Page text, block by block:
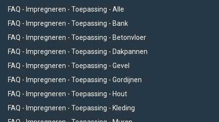
FAQ - Impregneren - Toepassing - Alle
FAQ - Impregneren - Toepassing - Bank
FAQ - Impregneren - Toepassing - Betonvloer
FAQ - Impregneren - Toepassing - Dakpannen
FAQ - Impregneren - Toepassing - Gevel
FAQ - Impregneren - Toepassing - Gordijnen
FAQ - Impregneren - Toepassing - Hout
FAQ - Impregneren - Toepassing - Kleding